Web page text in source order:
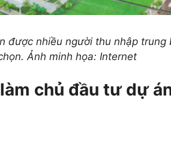
được nhiều người thu nhập
Ảnh minh họa: Internet
chủ đầu tư dự